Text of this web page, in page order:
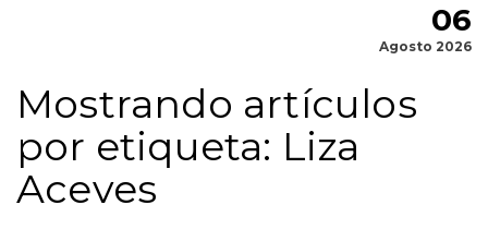
06
Agosto 2026
Mostrando artículos
por etiqueta: Liza
Aceves